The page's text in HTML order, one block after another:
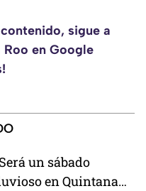
sigue a
en Google
un sábado
en Quintana